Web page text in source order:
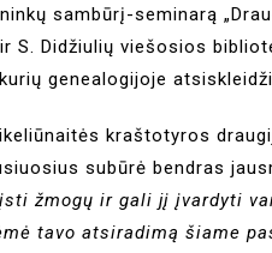
sambūrį-seminarą
S. Didžiulių viešosios
genealogijoje
kraštotyros
subūrė bendras
žmogų ir gali jį įvardyti
tavo atsiradimą šiame